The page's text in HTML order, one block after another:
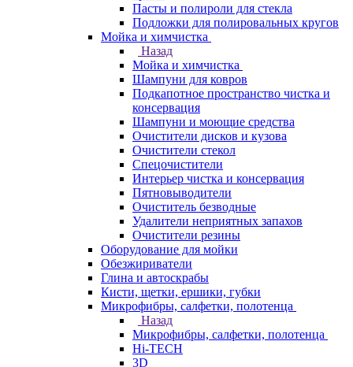
Пасты и полироли для стекла
Подложки для полировальных кругов
Мойка и химчистка
Назад
Мойка и химчистка
Шампуни для ковров
Подкапотное пространство чистка и
консервация
Шампуни и моющие средства
Очистители дисков и кузова
Очистители стекол
Спецочистители
Интерьер чистка и консервация
Пятновыводители
Очиститель безводные
Удалители неприятных запахов
Очистители резины
Оборудование для мойки
Обезжириватели
Глина и автоскрабы
Кисти, щетки, ершики, губки
Микрофибры, салфетки, полотенца
Назад
Микрофибры, салфетки, полотенца
Hi-TECH
3D